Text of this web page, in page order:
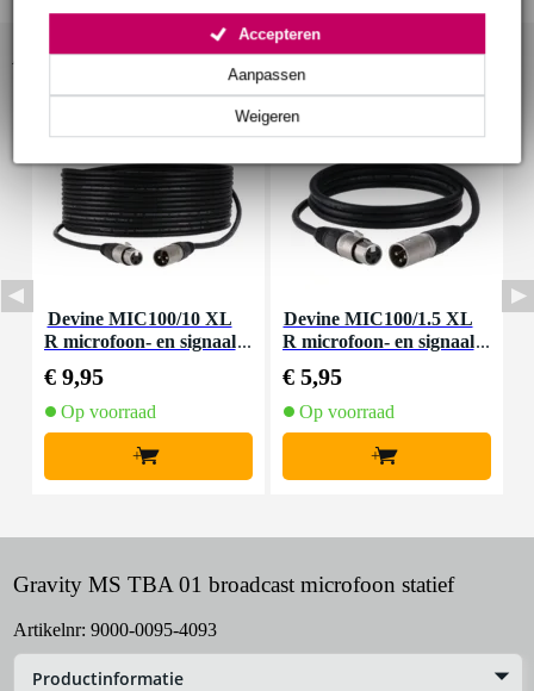
Weigeren
Aanpassen
Accepteren
Accessoires (11)
Devine MIC100/10 XL
R microfoon- en signaal
€ 9,95
Op voorraad
+
Devine MIC100/1.5 XL
R microfoon- en signaal
€ 5,95
Op voorraad
+
Gravity MS TBA 01 broadcast microfoon statief
Artikelnr: 9000-0095-4093
Productinformatie